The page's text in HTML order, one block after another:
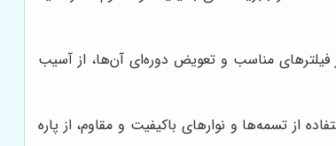
فیلترهای مناسب و تعویض دوره‌ای آن‌ها، از آسیب
از تسمه‌ها و نوارهای باکیفیت و مقاوم، از پاره